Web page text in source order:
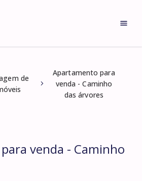
de
Apartamento para
venda - Caminho
das árvores
venda - Caminho